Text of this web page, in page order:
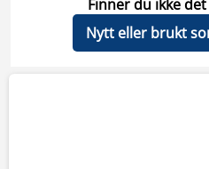
Finner du ikke
Nytt eller brukt